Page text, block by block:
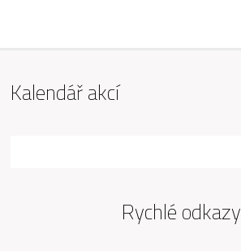
Kalendář akcí
Rychlé odkazy